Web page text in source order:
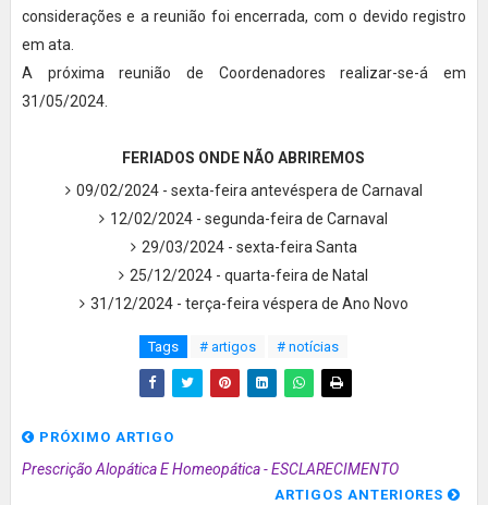
considerações e a reunião foi encerrada, com o devido registro
em ata.
A próxima reunião de Coordenadores realizar-se-á em
31/05/2024.
FERIADOS ONDE NÃO ABRIREMOS
09/02/2024 - sexta-feira antevéspera de Carnaval
12/02/2024 - segunda-feira de Carnaval
29/03/2024 - sexta-feira Santa
25/12/2024 - quarta-feira de Natal
31/12/2024 - terça-feira véspera de Ano Novo
Tags # artigos # notícias
PRÓXIMO ARTIGO
Prescrição Alopática E Homeopática - ESCLARECIMENTO
ARTIGOS ANTERIORES